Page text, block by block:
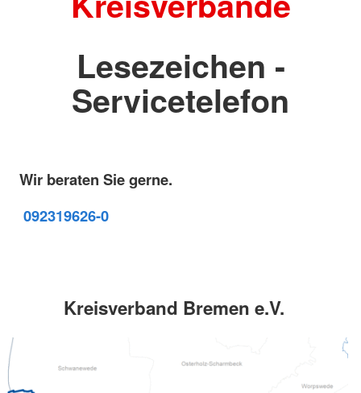
Lesezeichen -
Servicetelefon
Wir beraten Sie gerne.
092319626-0
Kreisverband Bremen e.V.